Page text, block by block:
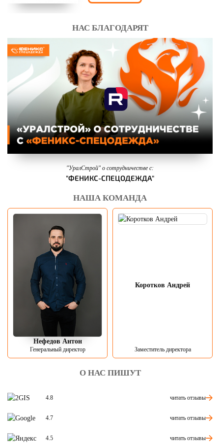
НАС БЛАГОДАРЯТ
"УралСтрой" о сотрудничестве с:
"ФЕНИКС-СПЕЦОДЕЖДА"
НАША КОМАНДА
Нефедов Антон
Генеральный директор
Коротков Андрей
Заместитель директора
О НАС ПИШУТ
4.8 читать отзывы
4.7 читать отзывы
4.5 читать отзывы